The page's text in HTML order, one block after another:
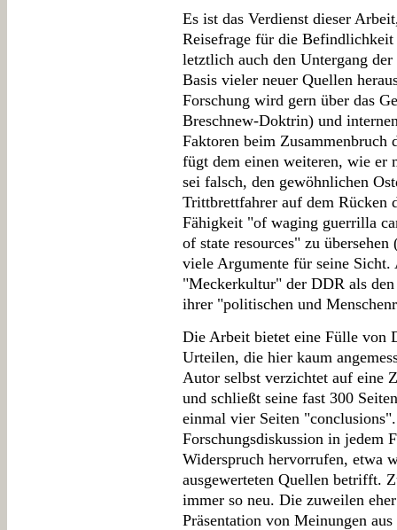
Es ist das Verdienst dieser
Reisefrage für die Befindlichkeit
letztlich auch den Untergang
Basis vieler neuer Quellen
Forschung wird gern über das
Breschnew-Doktrin) und
Faktoren beim
fügt dem einen weiteren, wie er
sei falsch, den gewöhnlichen
Trittbrettfahrer auf dem Rücken
Fähigkeit "of waging guerrilla
of state resources" zu
viele Argumente für seine
"Meckerkultur" der DDR als
ihrer "politischen und
Die Arbeit bietet eine Fülle von
Urteilen, die hier kaum
Autor selbst verzichtet auf eine
und schließt seine fast 300
einmal vier Seiten
Forschungsdiskussion in jedem
Widerspruch hervorrufen, etwa
ausgewerteten Quellen betrifft.
immer so neu. Die zuweilen
Präsentation von Meinungen